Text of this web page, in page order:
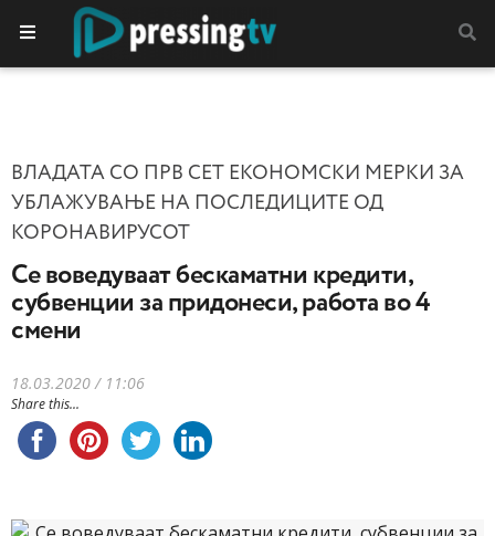
ВЛАДАТА СО ПРВ СЕТ ЕКОНОМСКИ МЕРКИ ЗА
УБЛАЖУВАЊЕ НА ПОСЛЕДИЦИТЕ ОД
КОРОНАВИРУСОТ
Се воведуваат бескаматни кредити,
субвенции за придонеси, работа во 4
смени
18.03.2020 / 11:06
Share this...